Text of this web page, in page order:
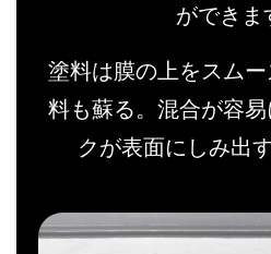
ができま
塗料は膜の上をスム
料も蘇る。混合が容
クが表面にしみ出